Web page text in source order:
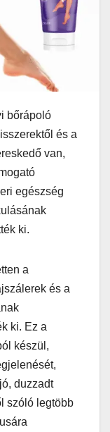
bőrápoló
és a
van,
egészség
ki.
a
és a
ki. Ez a
készül,
duzzadt
szóló legtöbb